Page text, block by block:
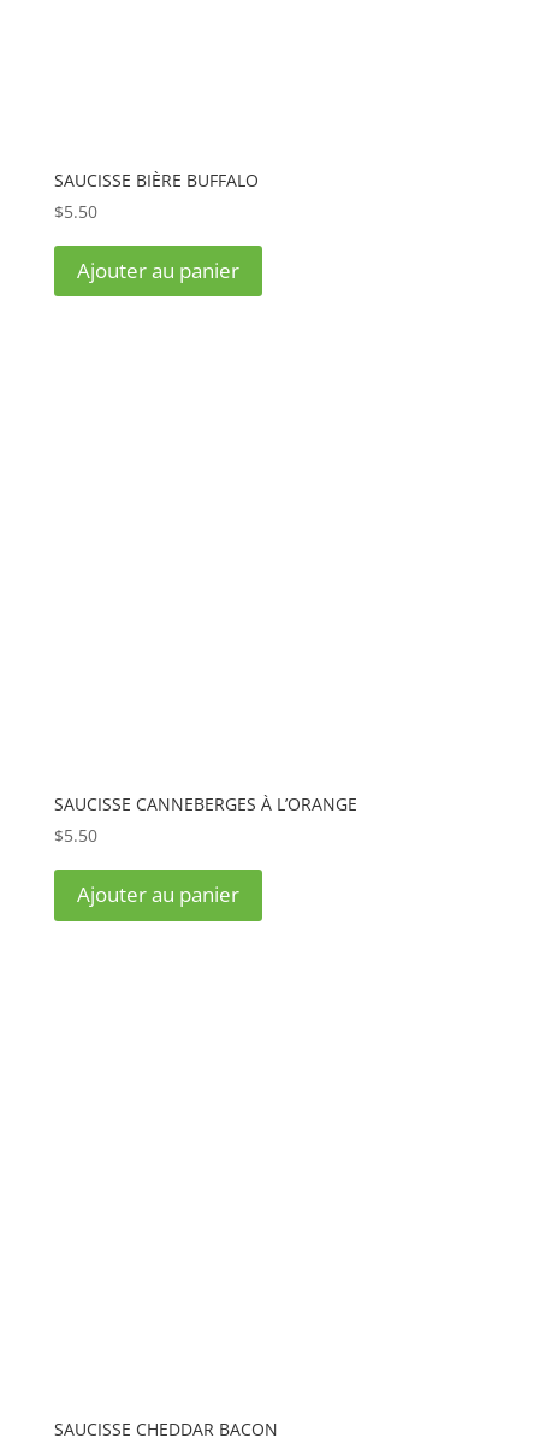
SAUCISSE BIÈRE BUFFALO
$5.50
Ajouter au panier
SAUCISSE CANNEBERGES À L’ORANGE
$5.50
Ajouter au panier
SAUCISSE CHEDDAR BACON